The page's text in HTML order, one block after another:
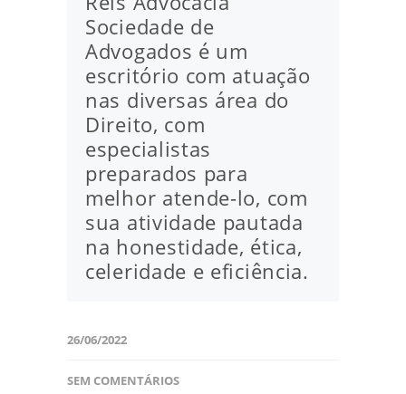
Sociedade de
Advogados é um
escritório com atuação
nas diversas área do
Direito, com
especialistas
preparados para
melhor atende-lo, com
sua atividade pautada
na honestidade, ética,
celeridade e eficiência.
26/06/2022
SEM COMENTÁRIOS